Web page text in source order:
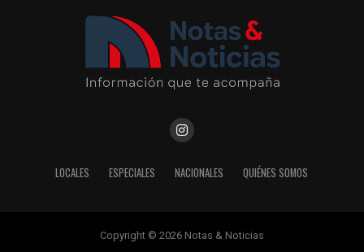
LOCALES ESPECIALES NACIONALES QUIÉNES SOMOS
Copyright © 2026 Notas & Noticias